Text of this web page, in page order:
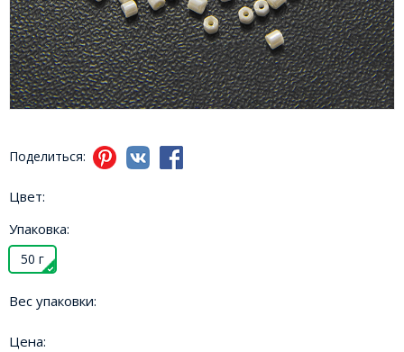
Поделиться:
Цвет:
Упаковка:
50 г
Вес упаковки:
Цена: